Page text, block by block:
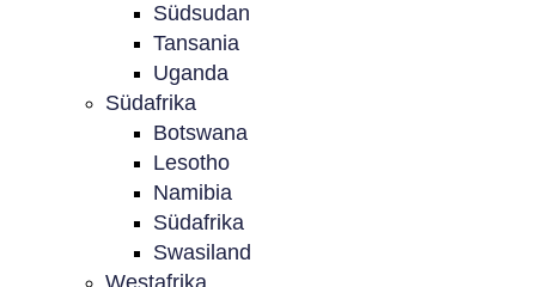
Südsudan
Tansania
Uganda
Südafrika
Botswana
Lesotho
Namibia
Südafrika
Swasiland